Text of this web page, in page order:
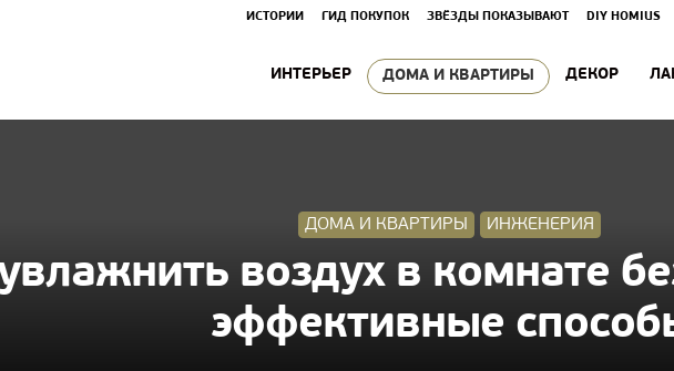
ИСТОРИИ ГИД ПОКУПОК ЗВЁЗДЫ ПОКАЗЫВАЮТ DIY HOMIUS
ИНТЕРЬЕР ДОМА И КВАРТИРЫ ДЕКОР
ДОМА И КВАРТИРЫ ИНЖЕНЕРИЯ
воздух в комнате
эффективные